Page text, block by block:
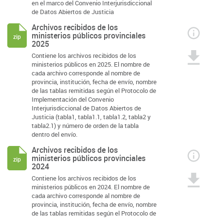
en el marco del Convenio Interjurisdiccional
de Datos Abiertos de Justicia
Archivos recibidos de los
ministerios públicos provinciales
2025
Contiene los archivos recibidos de los
ministerios públicos en 2025. El nombre de
cada archivo corresponde al nombre de
provincia, institución, fecha de envío, nombre
de las tablas remitidas según el Protocolo de
Implementación del Convenio
Interjurisdiccional de Datos Abiertos de
Justicia (tabla1, tabla1.1, tabla1.2, tabla2 y
tabla2.1) y número de orden de la tabla
dentro del envío.
zip
Archivos recibidos de los
ministerios públicos provinciales
2024
Contiene los archivos recibidos de los
ministerios públicos en 2024. El nombre de
cada archivo corresponde al nombre de
provincia, institución, fecha de envío, nombre
de las tablas remitidas según el Protocolo de
zip